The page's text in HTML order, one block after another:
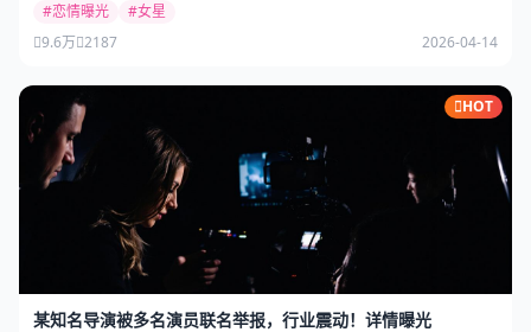
#恋情曝光
#女星
9.6万 2187 2026-04-14
HOT
某知名导演被多名演员联名举报，行业震动！详情曝光